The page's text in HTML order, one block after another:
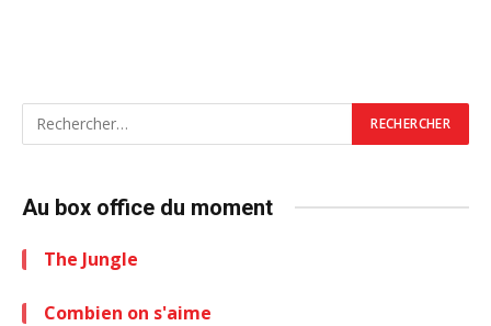
Au box office du moment
The Jungle
Combien on s'aime